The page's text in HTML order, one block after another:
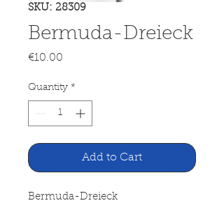
SKU: 28309
Bermuda-Dreieck
€10.00
Quantity *
Add to Cart
Bermuda-Dreieck